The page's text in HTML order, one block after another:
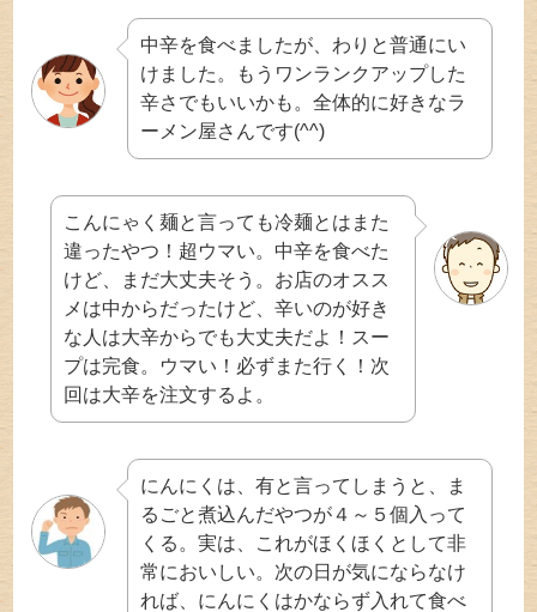
中辛を食べましたが、わりと普通にい
けました。もうワンランクアップした
辛さでもいいかも。全体的に好きなラ
ーメン屋さんです(^^)
こんにゃく麺と言っても冷麺とはまた
違ったやつ！超ウマい。中辛を食べた
けど、まだ大丈夫そう。お店のオスス
メは中からだったけど、辛いのが好き
な人は大辛からでも大丈夫だよ！スー
プは完食。ウマい！必ずまた行く！次
回は大辛を注文するよ。
にんにくは、有と言ってしまうと、ま
るごと煮込んだやつが４～５個入って
くる。実は、これがほくほくとして非
常においしい。次の日が気にならなけ
れば、にんにくはかならず入れて食べ